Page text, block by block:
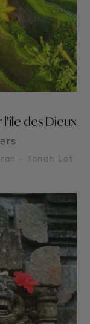
des Dieux
- Tanah Lot